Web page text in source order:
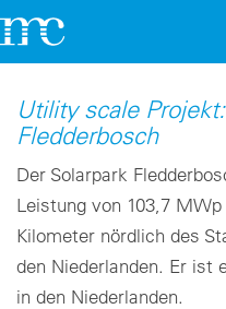
Produkte
Support & Lernen
Unternehmen
Karriere
Utility scale
Fledderbosch
Der Solarpark
Leistung von 103,7
Kilometer nördlich des
den Niederlanden. Er ist
in den Niederlanden.